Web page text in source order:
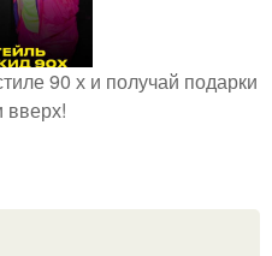
90 х и получай подарки
вверх!